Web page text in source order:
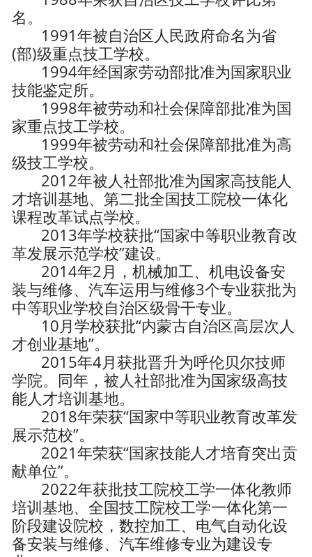
名。
1991年被自治区人民政府命名为省
(部)级重点技工学校。
1994年经国家劳动部批准为国家职业
技能鉴定所。
1998年被劳动和社会保障部批准为国
家重点技工学校。
1999年被劳动和社会保障部批准为高
级技工学校。
2012年被人社部批准为国家高技能人
才培训基地、第二批全国技工院校一体化
课程改革试点学校。
2013年学校获批“国家中等职业教育改
革发展示范学校”建设。
2014年2月，机械加工、机电设备安
装与维修、汽车运用与维修3个专业获批为
中等职业学校自治区级骨干专业。
10月学校获批“内蒙古自治区高层次人
才创业基地”。
2015年4月获批晋升为呼伦贝尔技师
学院。同年，被人社部批准为国家级高技
能人才培训基地。
2018年荣获“国家中等职业教育改革发
展示范校”。
2021年荣获“国家技能人才培育突出贡
献单位”。
2022年获批技工院校工学一体化教师
培训基地、全国技工院校工学一体化第一
阶段建设院校，数控加工、电气自动化设
备安装与维修、汽车维修专业为建设专